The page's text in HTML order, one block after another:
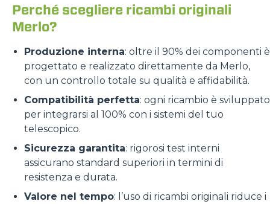
Perché scegliere ricambi originali
Merlo?
Produzione interna: oltre il 90% dei componenti è
progettato e realizzato direttamente da Merlo,
con un controllo totale su qualità e affidabilità.
Compatibilità perfetta: ogni ricambio è sviluppato
per integrarsi al 100% con i sistemi del tuo
telescopico.
Sicurezza garantita: rigorosi test interni
assicurano standard superiori in termini di
resistenza e durata.
Valore nel tempo: l’uso di ricambi originali riduce i